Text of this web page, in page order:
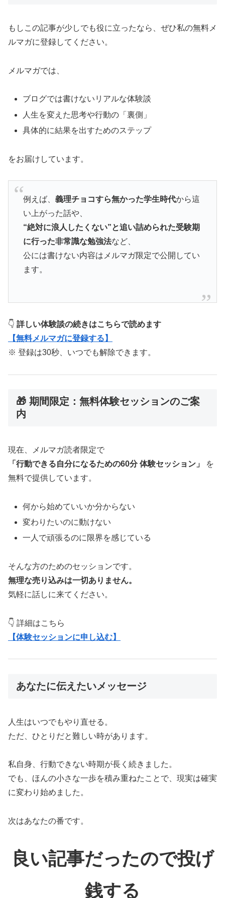
もしこの記事が少しでも役に立ったなら、ぜひ私の無料メ
ルマガに登録してください。
メルマガでは、
ブログでは書けないリアルな体験談
人生を変えた思考や行動の「裏側」
具体的に結果を出すためのステップ
をお届けしています。
例えば、 義理チョコすら無かった学生時代から這
い上がった話や、
“絶対に浪人したくない”と追い詰められた受験期
に行った非常識な勉強法など、
公には書けない内容はメルマガ限定で公開してい
ます。
👇 詳しい体験談の続きはこちらで読めます
【無料メルマガに登録する】
※ 登録は30秒、いつでも解除できます。
🎁 期間限定：無料体験セッションのご案
内
現在、メルマガ読者限定で
「行動できる自分になるための60分 体験セッション」
を
無料で提供しています。
何から始めていいか分からない
変わりたいのに動けない
一人で頑張るのに限界を感じている
そんな方のためのセッションです。
無理な売り込みは一切ありません。
気軽に話しに来てください。
👇 詳細はこちら
【体験セッションに申し込む】
あなたに伝えたいメッセージ
人生はいつでもやり直せる。
ただ、ひとりだと難しい時があります。
私自身、行動できない時期が長く続きました。
でも、ほんの小さな一歩を積み重ねたことで、現実は確実
に変わり始めました。
次はあなたの番です。
良い記事だったので投げ
銭する